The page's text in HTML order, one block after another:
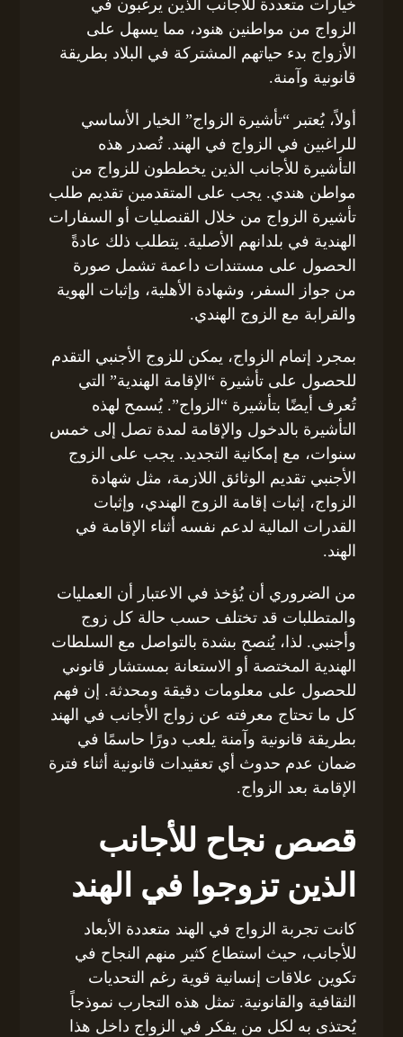
خيارات متعددة للأجانب الذين يرغبون في
الزواج من مواطنين هنود، مما يسهل على
الأزواج بدء حياتهم المشتركة في البلاد بطريقة
قانونية وآمنة.
أولاً، يُعتبر “تأشيرة الزواج” الخيار الأساسي
للراغبين في الزواج في الهند. تُصدر هذه
التأشيرة للأجانب الذين يخططون للزواج من
مواطن هندي. يجب على المتقدمين تقديم طلب
تأشيرة الزواج من خلال القنصليات أو السفارات
الهندية في بلدانهم الأصلية. يتطلب ذلك عادةً
الحصول على مستندات داعمة تشمل صورة
من جواز السفر، وشهادة الأهلية، وإثبات الهوية
والقرابة مع الزوج الهندي.
بمجرد إتمام الزواج، يمكن للزوج الأجنبي التقدم
للحصول على تأشيرة “الإقامة الهندية” التي
تُعرف أيضًا بتأشيرة “الزواج”. يُسمح لهذه
التأشيرة بالدخول والإقامة لمدة تصل إلى خمس
سنوات، مع إمكانية التجديد. يجب على الزوج
الأجنبي تقديم الوثائق اللازمة، مثل شهادة
الزواج، إثبات إقامة الزوج الهندي، وإثبات
القدرات المالية لدعم نفسه أثناء الإقامة في
الهند.
من الضروري أن يُؤخذ في الاعتبار أن العمليات
والمتطلبات قد تختلف حسب حالة كل زوج
وأجنبي. لذا، يُنصح بشدة بالتواصل مع السلطات
الهندية المختصة أو الاستعانة بمستشار قانوني
للحصول على معلومات دقيقة ومحدثة. إن فهم
كل ما تحتاج معرفته عن زواج الأجانب في الهند
بطريقة قانونية وآمنة يلعب دورًا حاسمًا في
ضمان عدم حدوث أي تعقيدات قانونية أثناء فترة
الإقامة بعد الزواج.
قصص نجاح للأجانب
الذين تزوجوا في الهند
كانت تجربة الزواج في الهند متعددة الأبعاد
للأجانب، حيث استطاع كثير منهم النجاح في
تكوين علاقات إنسانية قوية رغم التحديات
الثقافية والقانونية. تمثل هذه التجارب نموذجاً
يُحتذى به لكل من يفكر في الزواج داخل هذا